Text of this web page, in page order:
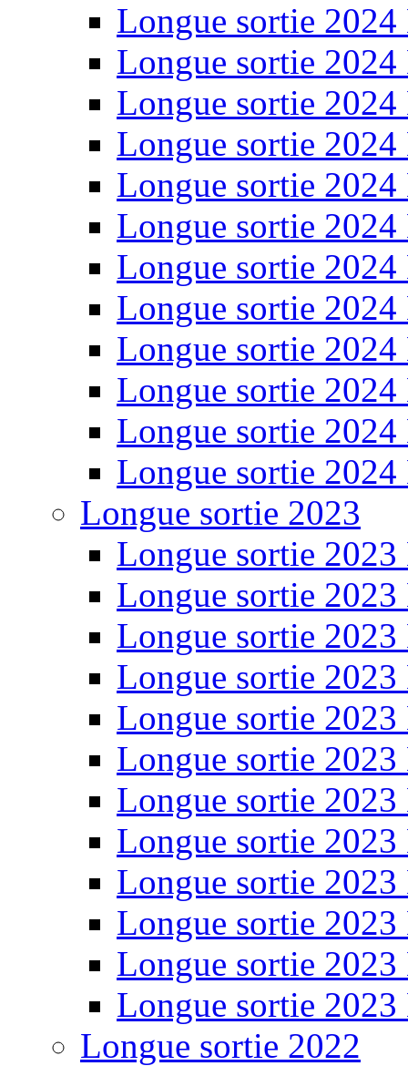
Longue sortie 2024
Longue sortie 2024
Longue sortie 2024
Longue sortie 2024
Longue sortie 2024
Longue sortie 2024
Longue sortie 2024
Longue sortie 2024
Longue sortie 2024
Longue sortie 2024
Longue sortie 2024
Longue sortie 2024
Longue sortie 2023
Longue sortie 2023
Longue sortie 2023
Longue sortie 2023
Longue sortie 2023
Longue sortie 2023
Longue sortie 2023
Longue sortie 2023
Longue sortie 2023
Longue sortie 2023
Longue sortie 2023
Longue sortie 2023
Longue sortie 2023
Longue sortie 2022